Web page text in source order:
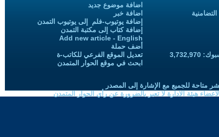
اضافة موضوع جديد
اضافة خبر
إضافة يوتيوب-فلم إلى يوتيوب التمدن
إضافة كتاب إلى مكتبة التمدن
Add new article - English
أضف حملة
تعديل الموقع الفرعي للكاتب-ة
ابحث في موقع الحوار المتمدن
متاحة للجميع مع الإشارة إلى المصدر
هيئة الادارة لا تعبر بالضرورة عن رأي الحوار المتمدن